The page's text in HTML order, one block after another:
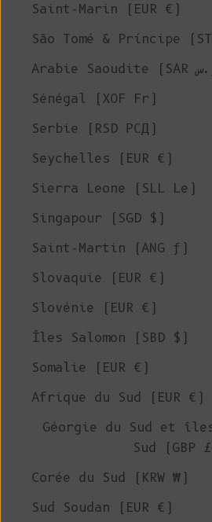
Saint-Marin (EUR €)
São Tomé & Príncipe
Sénégal (XOF Fr)
Serbie (RSD РСД)
Seychelles (EUR €)
Sierra Leone (SLL Le)
Singapour (SGD $)
Saint-Martin (ANG ƒ)
Slovaquie (EUR €)
Slovénie (EUR €)
Îles Salomon (SBD $)
Somalie (EUR €)
Afrique du Sud (EUR €)
Géorgie du Sud et
Sud (GBP
Corée du Sud (KRW ₩)
Sud Soudan (EUR €)